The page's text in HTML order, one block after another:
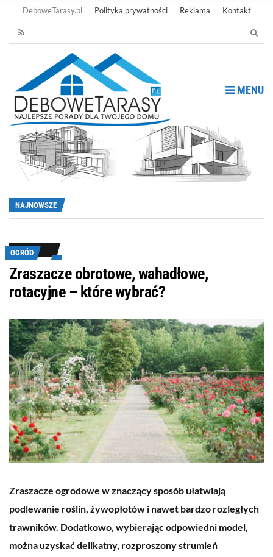
DeboweTarasy.pl Polityka prywatności Reklama Kontakt
MENU
NAJNOWSZE
OGRÓD
Zraszacze obrotowe, wahadłowe,
rotacyjne – które wybrać?
Zraszacze ogrodowe w znaczący sposób ułatwiają
podlewanie roślin, żywopłotów i nawet bardzo rozległych
trawników. Dodatkowo, wybierając odpowiedni model,
można uzyskać delikatny, rozproszony strumień